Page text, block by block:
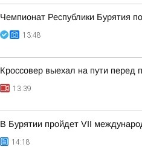
Чемпионат Республики Бурятия
13:48
Кроссовер выехал на пути перед
13:39
В Бурятии пройдет VII
14:18